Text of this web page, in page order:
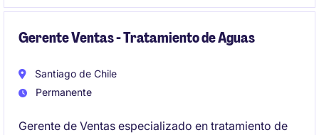
Gerente Ventas - Tratamiento de Aguas
Santiago de Chile
Permanente
Gerente de Ventas especializado en tratamiento de